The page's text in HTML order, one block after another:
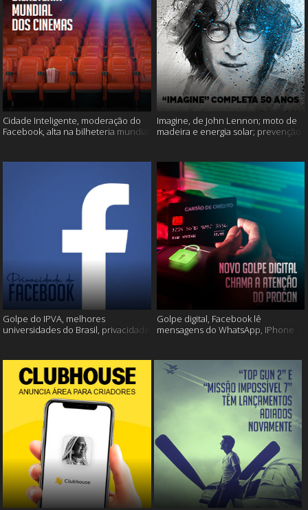
Cidade Inteligente, moderação do
Facebook, alta na bilheteria mundial
Imagine, de John Lennon; moto de
madeira e energia solar; prevenção
Golpe do IPVA, melhores
universidades do Brasil, privacidade
Golpe digital, Facebook lê
mensagens do WhatsApp, IPhone